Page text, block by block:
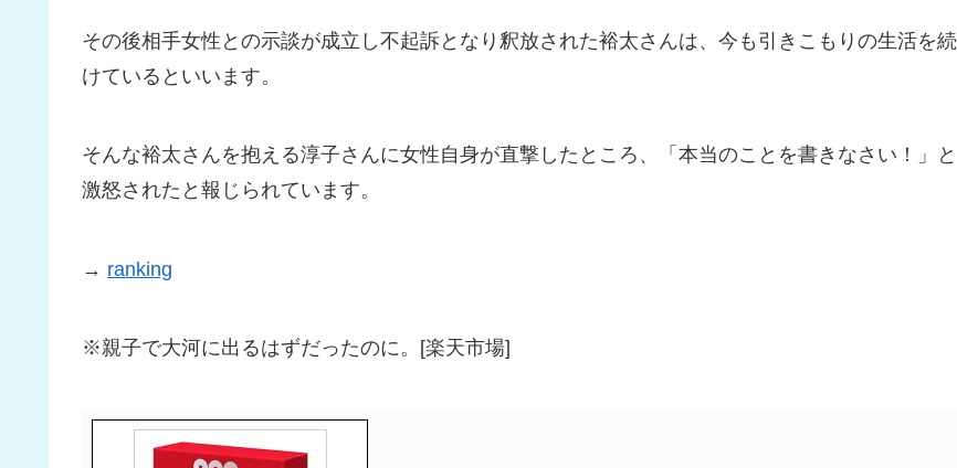
その後相手女性との示談が成立し不起訴となり釈放された裕太さんは、今も引きこもりの生活を続
けているといいます。
そんな裕太さんを抱える淳子さんに女性自身が直撃したところ、「本当のことを書きなさい！」と
激怒されたと報じられています。
→ ranking
※親子で大河に出るはずだったのに。[楽天市場]